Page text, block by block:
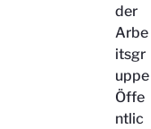
der
Arbe
itsgr
uppe
Öffe
ntlic